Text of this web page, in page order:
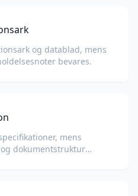
og datablad, mens
bevares.
mens
dokumentstruktur